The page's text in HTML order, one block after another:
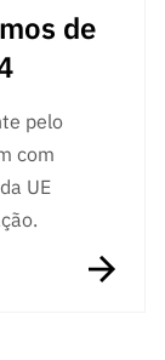
de
pelo
com
UE